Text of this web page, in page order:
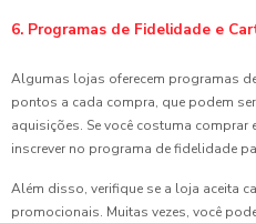
6. Programas de Fidelidade e
Algumas lojas oferecem programas
pontos a cada compra, que podem
aquisições. Se você costuma comprar
inscrever no programa de fidelidade
Além disso, verifique se a loja aceita
promocionais. Muitas vezes, você